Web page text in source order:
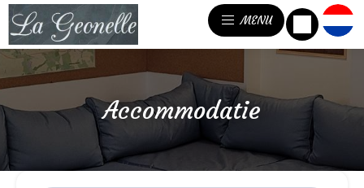
MENU
Accommodatie